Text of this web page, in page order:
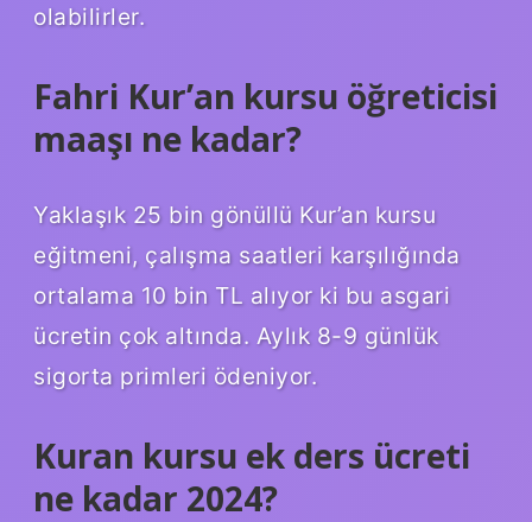
olabilirler.
Fahri Kur’an kursu öğreticisi
maaşı ne kadar?
Yaklaşık 25 bin gönüllü Kur’an kursu
eğitmeni, çalışma saatleri karşılığında
ortalama 10 bin TL alıyor ki bu asgari
ücretin çok altında. Aylık 8-9 günlük
sigorta primleri ödeniyor.
Kuran kursu ek ders ücreti
ne kadar 2024?